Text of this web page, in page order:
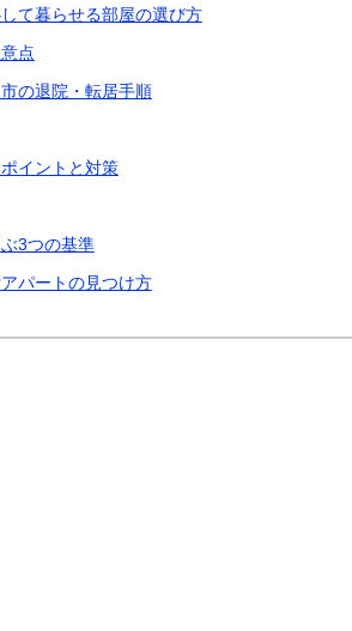
て暮らせる部屋の選び方
点
の退院・転居手順
イントと対策
3つの基準
パートの見つけ方